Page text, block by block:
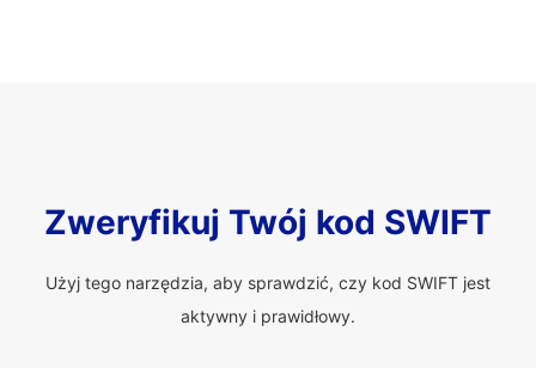
Zweryfikuj Twój kod SWIFT
Użyj tego narzędzia, aby sprawdzić, czy kod SWIFT jest
aktywny i prawidłowy.